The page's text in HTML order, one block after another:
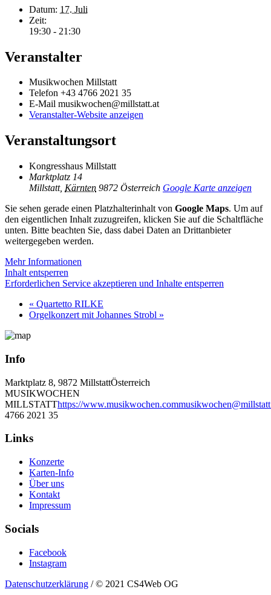
Datum: 17. Juli
Zeit:
19:30 - 21:30
Veranstalter
Musikwochen Millstatt
Telefon +43 4766 2021 35
E-Mail musikwochen@millstatt.at
Veranstalter-Website anzeigen
Veranstaltungsort
Kongresshaus Millstatt
Marktplatz 14
Millstatt, Kärnten 9872 Österreich Google Karte anzeigen
Sie sehen gerade einen Platzhalterinhalt von Google Maps. Um auf
den eigentlichen Inhalt zuzugreifen, klicken Sie auf die Schaltfläche
unten. Bitte beachten Sie, dass dabei Daten an Drittanbieter
weitergegeben werden.
Mehr Informationen
Inhalt entsperren
Erforderlichen Service akzeptieren und Inhalte entsperren
« Quartetto RILKE
Orgelkonzert mit Johannes Strobl »
Info
Marktplatz 8, 9872 MillstattÖsterreich
MUSIKWOCHEN
MILLSTATThttps://www.musikwochen.com
4766 2021 35
Links
Konzerte
Karten-Info
Über uns
Kontakt
Impressum
Socials
Facebook
Instagram
Datenschutzerklärung / © 2021 CS4Web OG